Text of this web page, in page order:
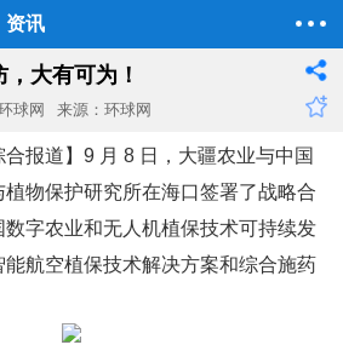
资讯
大有可为！
球网 来源：环球网
合报道】9 月 8 日，大疆农业与中国
物保护研究所在海口签署了战略合
字农业和无人机植保技术可持续发
航空植保技术解决方案和综合施药